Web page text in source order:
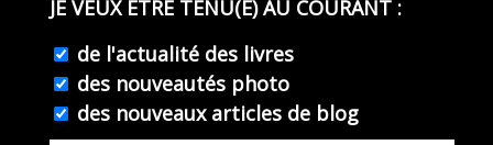
JE VEUX ÊTRE TENU(E) AU COURANT :
de l'actualité des livres
des nouveautés photo
des nouveaux articles de blog